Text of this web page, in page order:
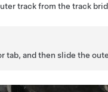
track from the track
tab, and then slide the